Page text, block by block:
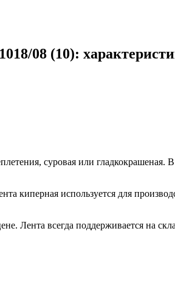
08 (10):
суровая или
киперная используется для
Лента всегда поддерживается на